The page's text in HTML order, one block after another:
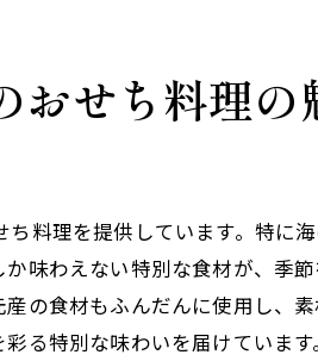
理
市の新鮮おせち料理
の四季
理由
タート
おせち料理の
料理を提供しています。特に
味わえない特別な食材が、季
の食材もふんだんに使用し、
る特別な味わいを届けています。